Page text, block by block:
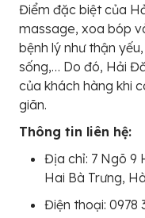
Điểm đặc biệt của
massage, xoa bóp
bệnh lý như thận
sống,… Do đó, Hải
của khách hàng khi
giãn.
Thông tin liên hệ:
Địa chỉ: 7 Ngõ 9
Hai Bà Trưng,
Điện thoại: 0978